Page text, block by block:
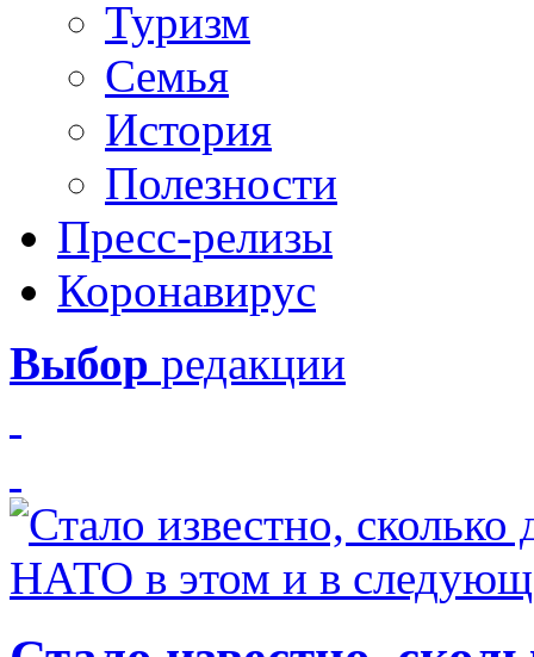
Туризм
Семья
История
Полезности
Пресс-релизы
Коронавирус
Выбор редакции